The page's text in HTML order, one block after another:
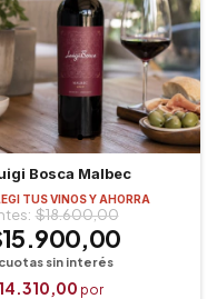
Bosca Malbec
TUS VINOS Y AHORRA
$18.600,00